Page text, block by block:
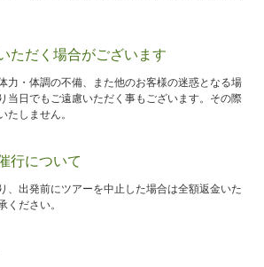
ただく場合がございます
力・体調の不備、また他のお客様の迷惑となる場
当日でもご遠慮いただく事もございます。その際
たしません。
行について
、出発前にツアーを中止した場合は全額返金いた
ください。